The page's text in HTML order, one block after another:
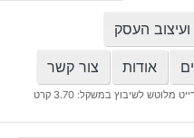
ועיצוב העסק
אודות צור קשר
לברדורייט מלוטש לשיבוץ במשקל: 3.70 קרט